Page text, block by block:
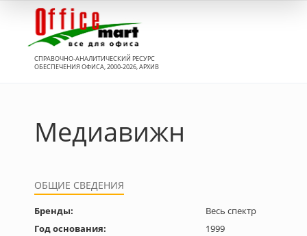
СПРАВОЧНО-АНАЛИТИЧЕСКИЙ РЕСУРС
ОБЕСПЕЧЕНИЯ ОФИСА, 2000-2026, АРХИВ
Медиавижн
ОБЩИЕ СВЕДЕНИЯ
Бренды:
Весь спектр
Год основания:
1999